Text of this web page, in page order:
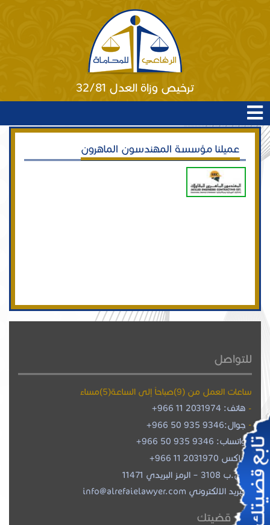
ترخيص وزاة العدل 32/81
عميلنا مؤسسة المهندسون الماهرون
للتواصل
ساعات العمل من (9)صباحاً إلى الساعة(5)مساءً
هاتف: 2031974 11 966+
جوال:+966 50 935 9346
واتساب: +966 50 935 9346
فاكس 2031970 11 966+
ص.ب 3108 – الرمز البريدي 11471
البريد الالكتروني info@alrefaielawyer.com
تابع قضيتك